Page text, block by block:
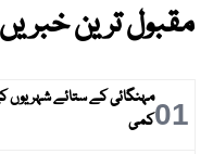
مقبول ترین خبریں
01مہنگائی کے ستائے شہریوں
کمی